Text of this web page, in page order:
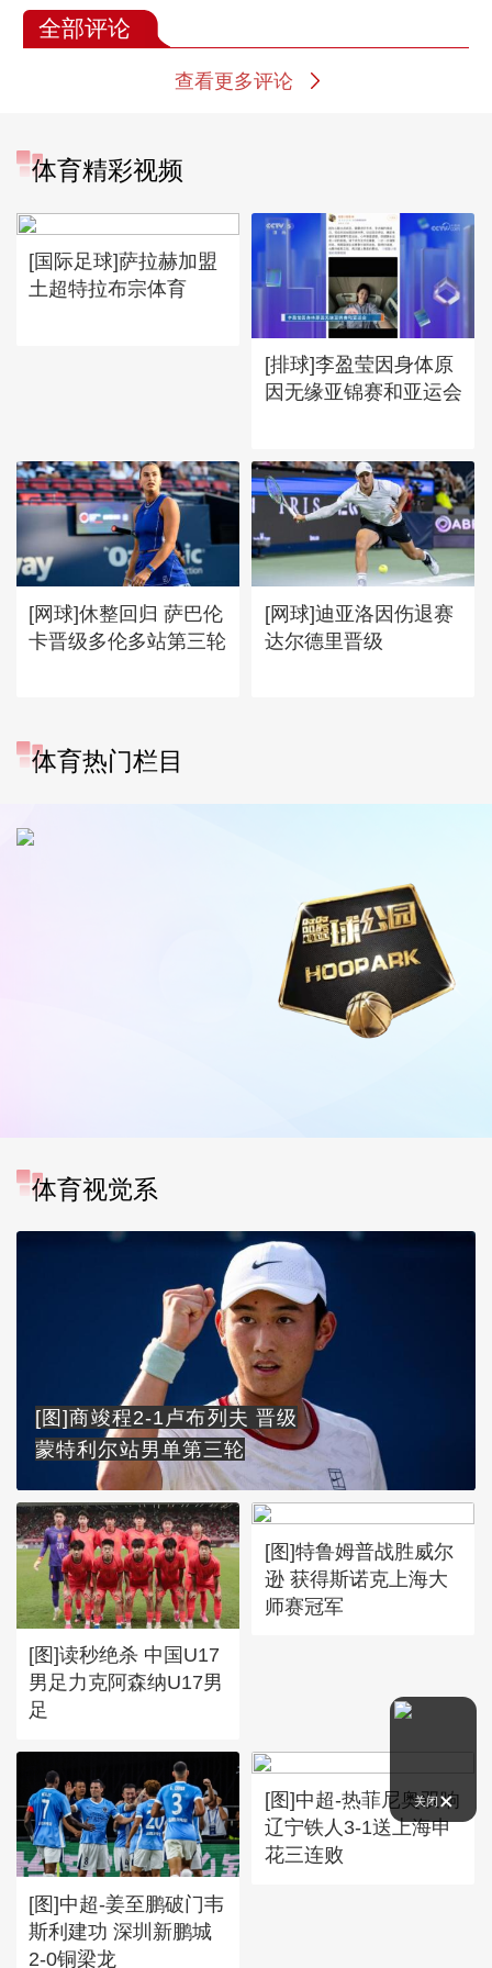
全部评论
查看更多评论
关闭
体育精彩视频
[国际足球]萨拉赫加盟
土超特拉布宗体育
[排球]李盈莹因身体原
因无缘亚锦赛和亚运会
[网球]休整回归 萨巴伦
卡晋级多伦多站第三轮
[网球]迪亚洛因伤退赛
达尔德里晋级
体育热门栏目
体育视觉系
[图]商竣程2-1卢布列夫 晋级
蒙特利尔站男单第三轮
[图]读秒绝杀 中国U17
男足力克阿森纳U17男
足
[图]特鲁姆普战胜威尔
逊 获得斯诺克上海大
师赛冠军
[图]中超-姜至鹏破门韦
斯利建功 深圳新鹏城
2-0铜梁龙
[图]中超-热菲尼奥双响
辽宁铁人3-1送上海申
花三连败